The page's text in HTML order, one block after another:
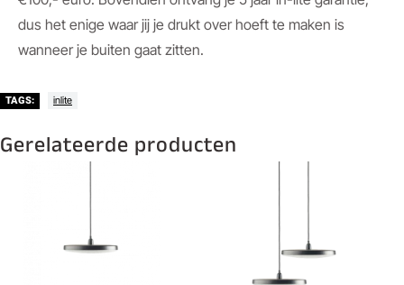
dus het enige waar jij je drukt over hoeft te maken is
wanneer je buiten gaat zitten.
TAGS: inlite
Gerelateerde producten